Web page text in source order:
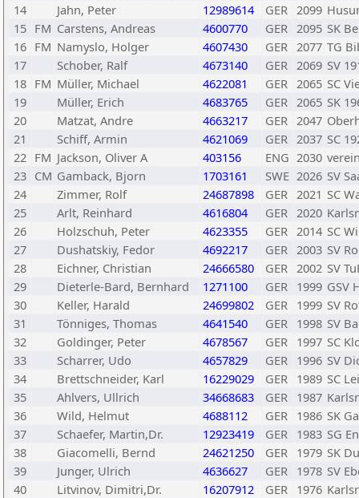
14
Jahn, Peter 12989614 GER 2099
15 FM Carstens, Andreas 4600770 GER 2095 SK
16 FM Namyslo, Holger 4607430 GER 2077 TG
17
Schober, Ralf 4673140 GER 2069 SV
18 FM Müller, Michael 4622081 GER 2065 SC
19
Müller, Erich 4683765 GER 2065 SK
20
Matzat, Andre 4663217 GER 2047
21
Schiff, Armin 4621069 GER 2037 SC
22 FM Jackson, Oliver A 403156 ENG 2030
23 CM Gamback, Bjorn 1703161 SWE 2026 SV
24
Zimmer, Rolf 24687898 GER 2021 SC
25
Arlt, Reinhard 4616804 GER 2020
26
Holzschuh, Peter 4623355 GER 2014 SC
27
Dushatskiy, Fedor 4692217 GER 2003 SV
28
Eichner, Christian 24666580 GER 2002 SV
29
Dieterle-Bard, Bernhard 1271100 GER 1999 GSV
30
Keller, Harald 24699802 GER 1999 SV
31
Tönniges, Thomas 4641540 GER 1998 SV
32
Goldinger, Peter 4678567 GER 1997 SC
33
Scharrer, Udo 4657829 GER 1996 SV
34
Brettschneider, Karl 16229029 GER 1989 SC
35
Ahlvers, Ullrich 34668683 GER 1987
36
Wild, Helmut 4688112 GER 1986 SK
37
Schaefer, Martin,Dr. 12923419 GER 1983 SG
38
Giacomelli, Bernd 24621250 GER 1979 SK
39
Junger, Ulrich 4636627 GER 1978 SV
40
Litvinov, Dimitri,Dr. 16207912 GER 1976